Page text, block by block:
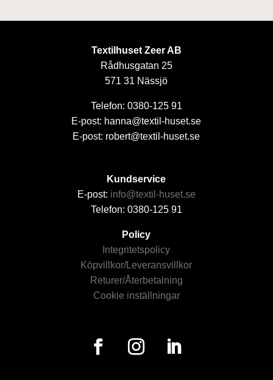
Textilhuset Zeer AB
Rådhusgatan 25
571 31 Nässjö
Telefon: 0380-125 91
E-post: hanna@textil-huset.se
E-post: robert@textil-huset.se
Kundservice
E-post: info@textil-huset.se
Telefon: 0380-125 91
Policy
Integritetspolicy
Köpvillkor/Leveransvillkor
Returer/Återbetalning
Cookie inställningar